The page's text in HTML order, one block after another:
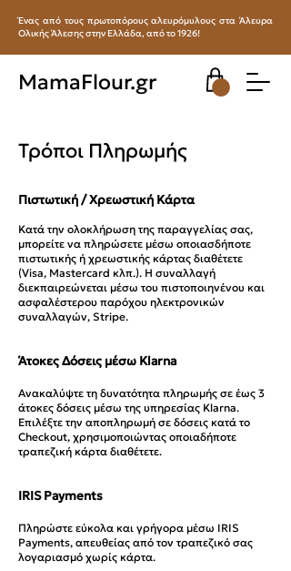
MamaFlour.gr
Ένας από τους πρωτοπόρους αλευρόμυλους στα Άλευρα
Ολικής Άλεσης στην Ελλάδα, από το 1926!
Τρόποι Πληρωμής
Πιστωτική / Χρεωστική Κάρτα
Κατά την ολοκλήρωση της παραγγελίας σας,
μπορείτε να πληρώσετε μέσω οποιασδήποτε
πιστωτικής ή χρεωστικής κάρτας διαθέτετε
(Visa, Mastercard κλπ.). Η συναλλαγή
διεκπαιρεώνεται μέσω του πιστοποιηνένου και
ασφαλέστερου παρόχου ηλεκτρονικών
συναλλαγών, Stripe.
Άτοκες Δόσεις μέσω Klarna
Ανακαλύψτε τη δυνατότητα πληρωμής σε έως 3
άτοκες δόσεις μέσω της υπηρεσίας Klarna.
Επιλέξτε την αποπληρωμή σε δόσεις κατά το
Checkout, χρησιμοποιώντας οποιαδήποτε
τραπεζική κάρτα διαθέτετε.
IRIS Payments
Πληρώστε εύκολα και γρήγορα μέσω IRIS
Payments, απευθείας από τον τραπεζικό σας
λογαριασμό χωρίς κάρτα.